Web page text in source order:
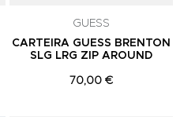
GUESS
CARTEIRA GUESS BRENTON
SLG LRG ZIP AROUND
70,00 €